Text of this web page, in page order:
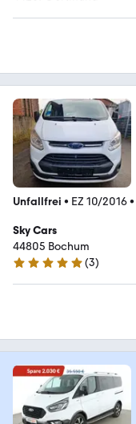
Unfallfrei • EZ 10/2016•
Sky Cars
44805 Bochum
5 Sterne
(3)